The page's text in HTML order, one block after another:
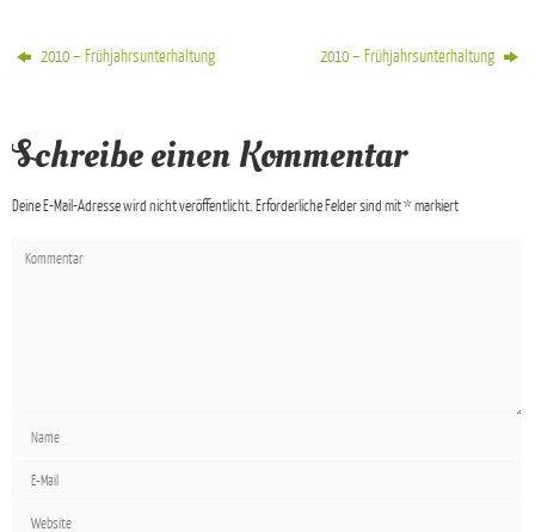
2010 – Frühjahrsunterhaltung 2010 – Frühjahrsunterhaltung
Schreibe einen Kommentar
Deine E-Mail-Adresse wird nicht veröffentlicht. Erforderliche Felder sind mit*markiert